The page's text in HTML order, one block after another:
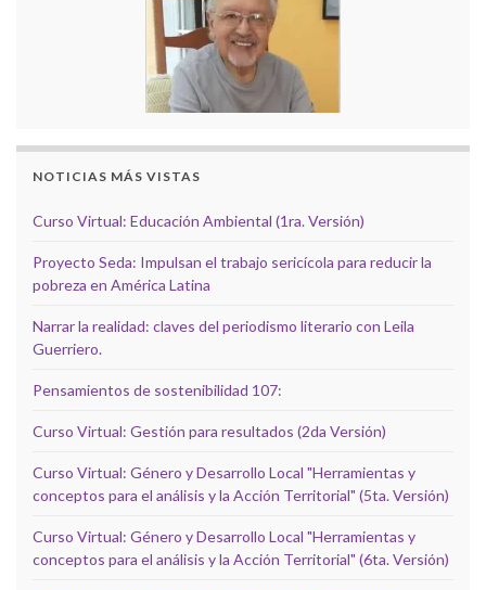
NOTICIAS MÁS VISTAS
Curso Virtual: Educación Ambiental (1ra. Versión)
Proyecto Seda: Impulsan el trabajo sericícola para reducir la
pobreza en América Latina
Narrar la realidad: claves del periodismo literario con Leila
Guerriero.
Pensamientos de sostenibilidad 107:
Curso Virtual: Gestión para resultados (2da Versión)
Curso Virtual: Género y Desarrollo Local "Herramientas y
conceptos para el análisis y la Acción Territorial" (5ta. Versión)
Curso Virtual: Género y Desarrollo Local "Herramientas y
conceptos para el análisis y la Acción Territorial" (6ta. Versión)